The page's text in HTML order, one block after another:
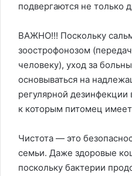
подвергаются не только
ВАЖНО!!! Поскольку
зоострофонозом
человеку), уход за
основываться на
регулярной
к которым питомец
Чистота — это
семьи. Даже здоровые
поскольку бактерии